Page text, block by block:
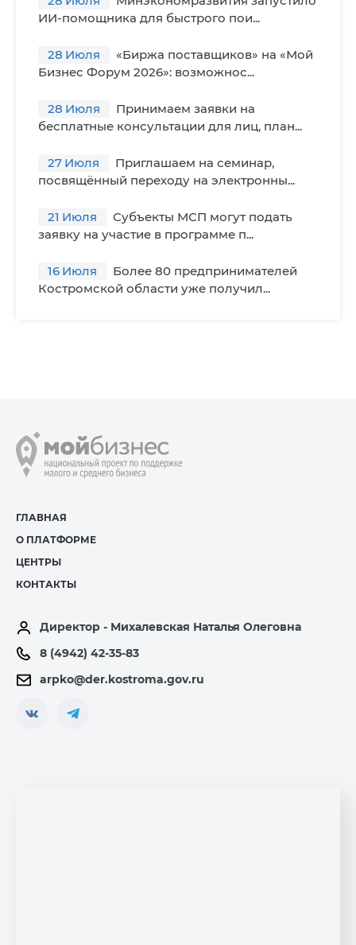
ИИ-помощника для быстрого пои...
28 Июля
«Биржа поставщиков» на «Мой
Бизнес Форум 2026»: возможнос...
28 Июля
Принимаем заявки на
бесплатные консультации для лиц, план...
27 Июля
Приглашаем на семинар,
посвящённый переходу на электронны...
21 Июля
Субъекты МСП могут подать
заявку на участие в программе п...
16 Июля
Более 80 предпринимателей
Костромской области уже получил...
ГЛАВНАЯ
О ПЛАТФОРМЕ
ЦЕНТРЫ
КОНТАКТЫ
Директор - Михалевская Наталья Олеговна
8 (4942) 42-35-83
arpko@der.kostroma.gov.ru